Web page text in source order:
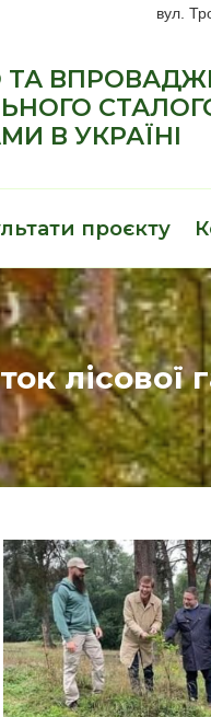
вул.
ТА
В УКРАЇНІ
проєкту
лісової